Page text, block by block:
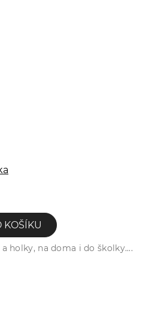
KOŠÍKU
holky, na doma i do školky....